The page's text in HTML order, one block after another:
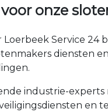
onze
Loerbeek Service 24
diensten
industrie-experts
en